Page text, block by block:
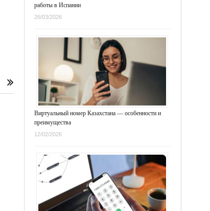
работы в Испании
26/03/2026
Виртуальный номер Казахстана — особенности и
преимущества
12/02/2026